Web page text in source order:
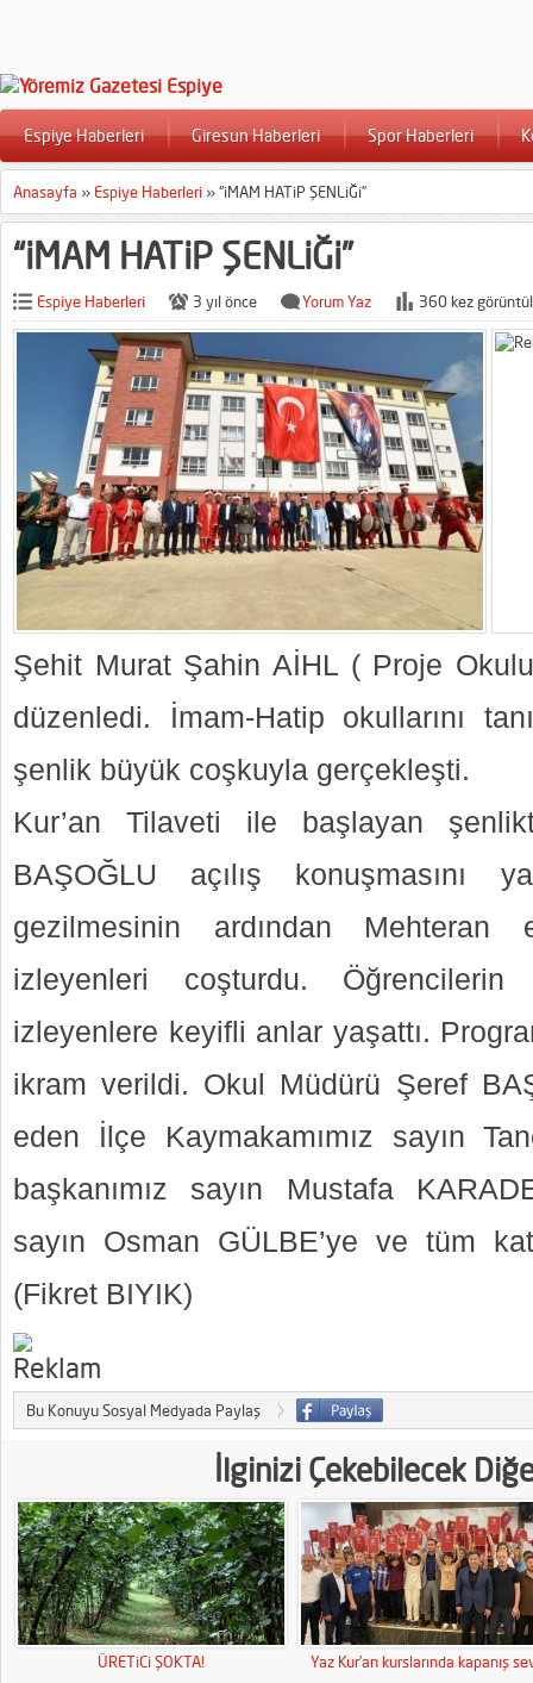
Espiye Haberleri Giresun Haberleri Spor Haberleri
Anasayfa » Espiye Haberleri »“iMAM HATiP ŞENLiĞi”
“iMAM HATiP ŞENLiĞi”
Espiye Haberleri 3 yıl önce Yorum Yaz 360 kez
Şehit Murat Şahin AİHL ( Proje
düzenledi. İmam-Hatip okullarını
şenlik büyük coşkuyla gerçekleşti.
Kur’an Tilaveti ile başlayan
BAŞOĞLU açılış konuşmasını
gezilmesinin ardından
izleyenleri coşturdu. Öğrencilerin
izleyenlere keyifli anlar yaşattı.
ikram verildi. Okul Müdürü Şeref
eden İlçe Kaymakamımız sayın
başkanımız sayın Mustafa
sayın Osman GÜLBE’ye ve tüm
(Fikret BIYIK)
Bu Konuyu Sosyal Medyada Paylaş
İlginizi Çekebilecek
ÜRETiCi ŞOKTA! Yaz Kur’an kurslarında kapanış